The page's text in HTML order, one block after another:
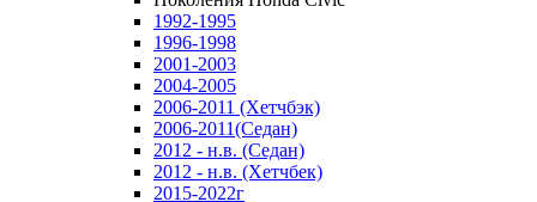
1992-1995
1996-1998
2001-2003
2004-2005
2006-2011 (Хетчбэк)
2006-2011(Седан)
2012 - н.в. (Седан)
2012 - н.в. (Хетчбек)
2015-2022г